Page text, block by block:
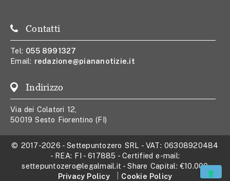
Contatti
Tel: 055 8991327
Email: redazione@piananotizie.it
Indirizzo
Via dei Colatori 12,
50019 Sesto Fiorentino (FI)
© 2017-2026 -Settepuntozero SRL - VAT: 06308920484
- REA: FI - 617885 - Certified e-mail:
settepuntozero@legalmail.it - Share Capital:€10.000
Privacy Policy
Cookie Policy